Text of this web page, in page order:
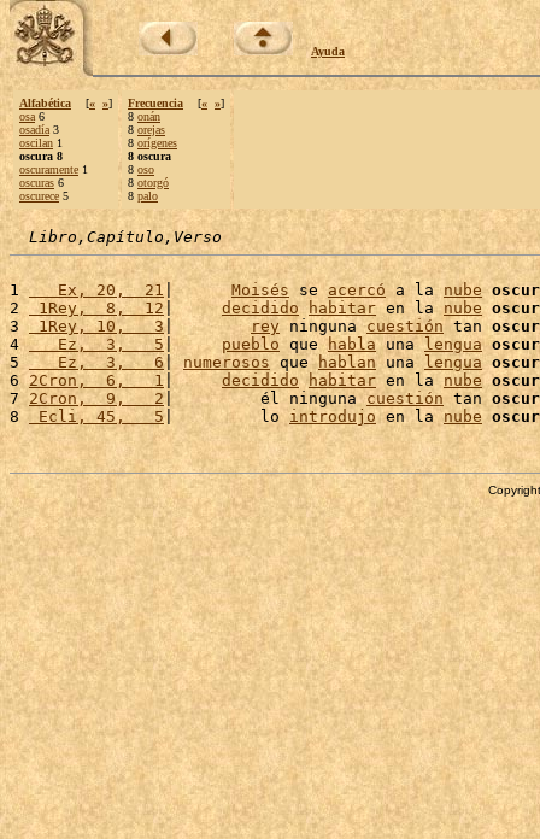
Ayuda
Alfabética [« »]
osa 6
osadía 3
oscilan 1
oscura 8
oscuramente 1
oscuras 6
oscurece 5
Frecuencia [« »]
8 onán
8 orejas
8 orígenes
8 oscura
8 oso
8 otorgó
8 palo
Libro,Capítulo,Verso
1
   Ex, 20,  21
| Moisés se acercó a la nube
2 1Rey,  8,  12 | decidido habitar en la nube
3
1Rey, 10,   3| rey ninguna cuestión tan
4
   Ez,  3,   5
| pueblo que habla una lengua
5
   Ez,  3,   6
| numerosos que hablan una lengua
6 2Cron,  6,   1 | decidido habitar en la nube
7 2Cron,  9,   2|         él ninguna cuestión tan
8
Ecli, 45,   5|         lo introdujo en la nube